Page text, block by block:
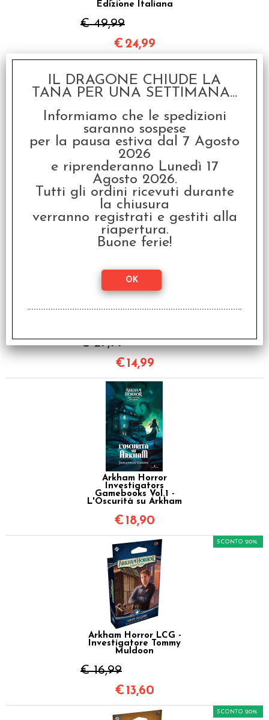
Edizione Italiana
€ 49,99
€ 24,99
Orrore sull'Orient
Express - Il Gioco da
Tavolo
€169,99
OFFERTA RAVEN PRIME
€ 29,99
SCONTO 50%
€14,99
Arkham Horror
Investigators
Gamebooks Vol.1 -
L'Oscurità su Arkham
€ 18,90
Arkham Horror LCG -
Investigatore Tommy
Muldoon
€ 16,99
SCONTO 20%
€ 13,60
SCONTO 20%
IL DRAGONE CHIUDE LA
TANA PER UNA SETTIMANA...
Informiamo che le spedizioni
saranno sospese
per la pausa estiva dal 7 Agosto
2026
e riprenderanno Lunedì 17
Agosto 2026.
Tutti gli ordini ricevuti durante
la chiusura
verranno registrati e gestiti alla
riapertura.
Buone ferie!